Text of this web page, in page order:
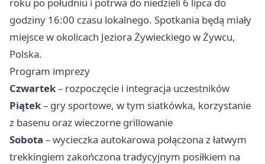
godziny 16:00 czasu lokalnego. Spotkania będą miały
miejsce w okolicach Jeziora Żywieckiego w Żywcu,
Polska.
Program imprezy
Czwartek– rozpoczęcie i integracja uczestników
Piątek– gry sportowe, w tym siatkówka, korzystanie
z basenu oraz wieczorne grillowanie
Sobota – wycieczka autokarowa połączona z łatwym
trekkingiem zakończona tradycyjnym posiłkiem na